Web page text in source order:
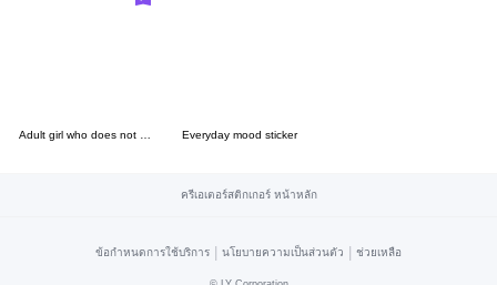
Everyday mood sticker
ครีเอเตอร์สติกเกอร์ หน้าหลัก
ข้อกำหนดการใช้บริการ | นโยบายความเป็นส่วนตัว | ช่วยเหลือ